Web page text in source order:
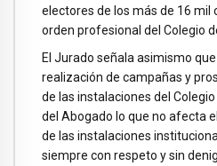
electores de los más de 16 mil
orden profesional del Colegio
El Jurado señala asimismo
realización de campañas y
de las instalaciones del
del Abogado lo que no afecta
de las instalaciones
siempre con respeto y sin